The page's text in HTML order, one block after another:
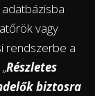
vagy
rendszerbe a
Részletes
biztosra